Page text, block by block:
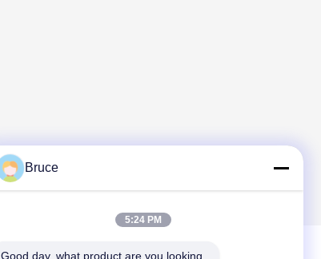
Bruce
5:24 PM
Good day, what product are you looking